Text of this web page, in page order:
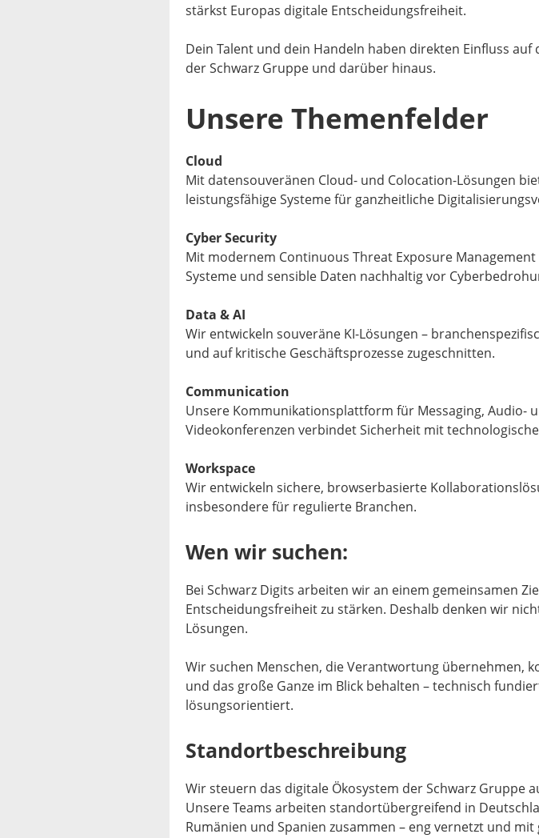
stärkst Europas digitale Entscheidungsfreiheit.
Dein Talent und dein Handeln haben direkten Einfluss auf
der Schwarz Gruppe und darüber hinaus.
Unsere Themenfelder
Cloud
Mit datensouveränen Cloud- und Colocation-Lösungen
leistungsfähige Systeme für ganzheitliche
Cyber Security
Mit modernem Continuous Threat Exposure Management
Systeme und sensible Daten nachhaltig vor
Data & AI
Wir entwickeln souveräne KI-Lösungen –
und auf kritische Geschäftsprozesse zugeschnitten.
Communication
Unsere Kommunikationsplattform für Messaging, Audio-
Videokonferenzen verbindet Sicherheit mit
Workspace
Wir entwickeln sichere, browserbasierte
insbesondere für regulierte Branchen.
Wen wir suchen:
Bei Schwarz Digits arbeiten wir an einem gemeinsamen
Entscheidungsfreiheit zu stärken. Deshalb denken wir
Lösungen.
Wir suchen Menschen, die Verantwortung übernehmen,
und das große Ganze im Blick behalten – technisch
lösungsorientiert.
Standortbeschreibung
Wir steuern das digitale Ökosystem der Schwarz Gruppe
Unsere Teams arbeiten standortübergreifend in
Rumänien und Spanien zusammen – eng vernetzt und